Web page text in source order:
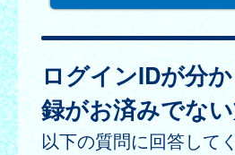
ログインIDが分
録がお済みでな
以下の質問に回答して